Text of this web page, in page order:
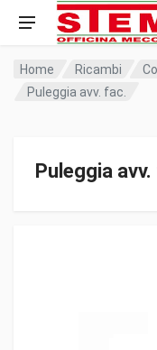
Home Ricambi
Puleggia avv. fac.
Puleggia